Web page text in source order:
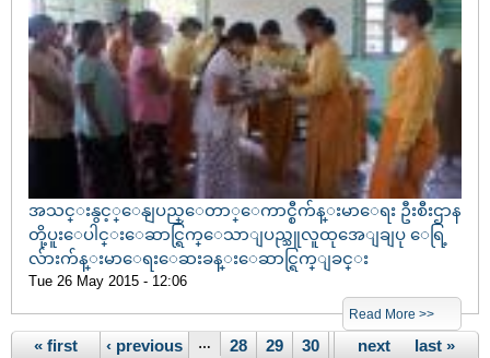
အသင္းနွင့္ေနျပည္ေတာ္ေကာင္စီက်န္းမာေရး ဦးစီးဌာန
တို့ပူးေပါင္းေဆာင္ရြက္ေသာျပည္သူလူထုအေျချပု ေရြ့
လ်ားက်န္းမာေရးေဆးခန္းေဆာင္ရြက္ျခင္း
Tue 26 May 2015 - 12:06
Read More >>
Pages
« first ‹ previous … 28 29 30 32 33 34
next › last »